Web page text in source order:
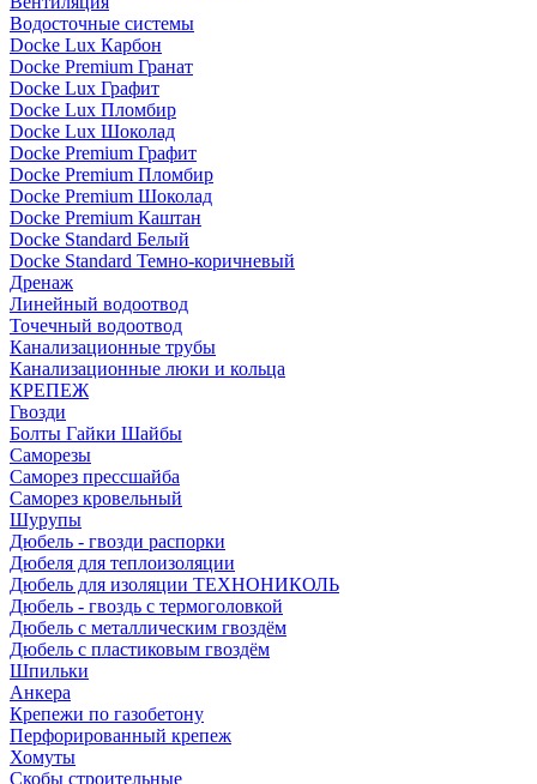
Водосточные системы
Docke Lux Карбон
Docke Premium Гранат
Docke Lux Графит
Docke Lux Пломбир
Docke Lux Шоколад
Docke Premium Графит
Docke Premium Пломбир
Docke Premium Шоколад
Docke Premium Каштан
Docke Standard Белый
Docke Standard Темно-коричневый
Дренаж
Линейный водоотвод
Точечный водоотвод
Канализационные трубы
Канализационные люки и кольца
КРЕПЕЖ
Гвозди
Болты Гайки Шайбы
Саморезы
Саморез прессшайба
Саморез кровельный
Шурупы
Дюбель - гвозди распорки
Дюбеля для теплоизоляции
Дюбель для изоляции ТЕХНОНИКОЛЬ
Дюбель - гвоздь с термоголовкой
Дюбель с металлическим гвоздём
Дюбель с пластиковым гвоздём
Шпильки
Анкера
Крепежи по газобетону
Перфорированный крепеж
Хомуты
Скобы строительные